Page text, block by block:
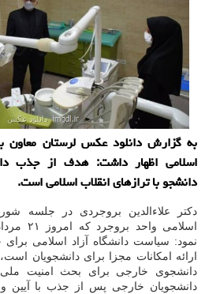
به گزارش دانلود عکس لرستان معاون
اسلامی اظهار داشت: هدف از جذب
دانشجو با ترازهای انقلاب اسلامی است.
دکتر علاءالدین بروجردی در جلسه
اسلامی
نمود: سیاست دانشگاه آزاد اسلامی
ارائه امکانات مجزا برای دانشجویان
دانشجوی خارجی برای بحث امنیت
دانشجویان خارجی پس از جذب با آیین و